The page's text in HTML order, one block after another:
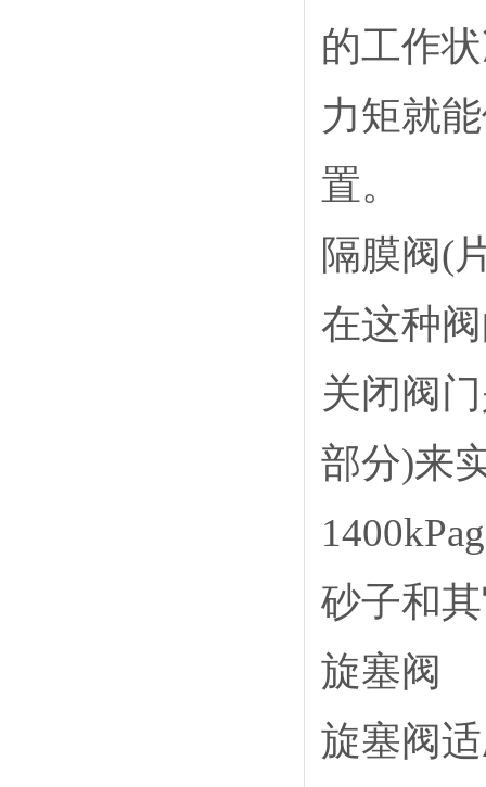
的工作
力矩就
置。
隔膜阀(
在这种
关闭阀
部分)来
砂子和
旋塞阀
旋塞阀